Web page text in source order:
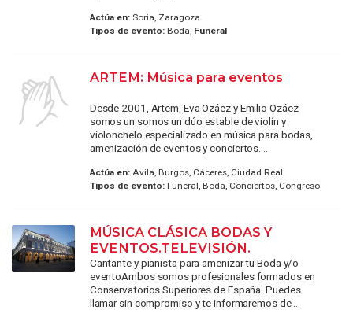
Actúa en:Soria, Zaragoza
Tipos de evento:Boda, Funeral
ARTEM: Música para eventos
Desde 2001, Artem, Eva Ozáez y Emilio Ozáez
somos un somos un dúo estable de violín y
violonchelo especializado en música para bodas,
amenización de eventos y conciertos. ...
Actúa en:Avila, Burgos, Cáceres, Ciudad Real
Tipos de evento:Funeral, Boda, Conciertos, Congreso
MÚSICA CLÁSICA BODAS Y
EVENTOS.TELEVISIÓN.
Cantante y pianista para amenizar tu Boda y/o
eventoAmbos somos profesionales formados en
Conservatorios Superiores de España. Puedes
llamar sin compromiso y te informaremos de ...